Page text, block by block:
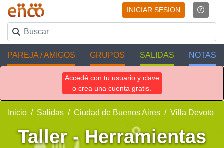
INICIAR SESION
PAREJA / AMIGOS GRUPOS SALIDAS NOTAS
Accedé con tu usuario y clave
o crea una cuenta gratis.
Inicio Salidas Ciudad de Buenos Aires Villa Devoto
Taller - Herramientas